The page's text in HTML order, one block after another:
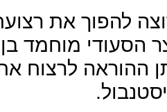
להפוך את
הסעודי מוחמד
ההוראה לרצוח